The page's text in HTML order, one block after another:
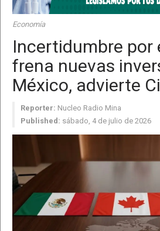
Economía
Incertidumbre por
frena nuevas
México, advierte
Reporter: Nucleo Radio Mina
Published: sábado, 4 de julio de 2026